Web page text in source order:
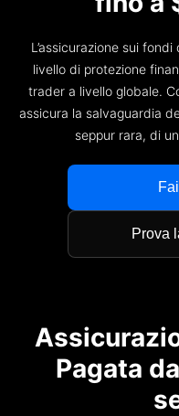
Sicurezza dei fondi dei
Documenti legali
Affiliates
繁體中文
Português (Brasil)
Português
L’assicurazione sui
livello di protezione
trader a livello globale.
assicura la salvaguardia
seppur rara, di
Prova
Pagata